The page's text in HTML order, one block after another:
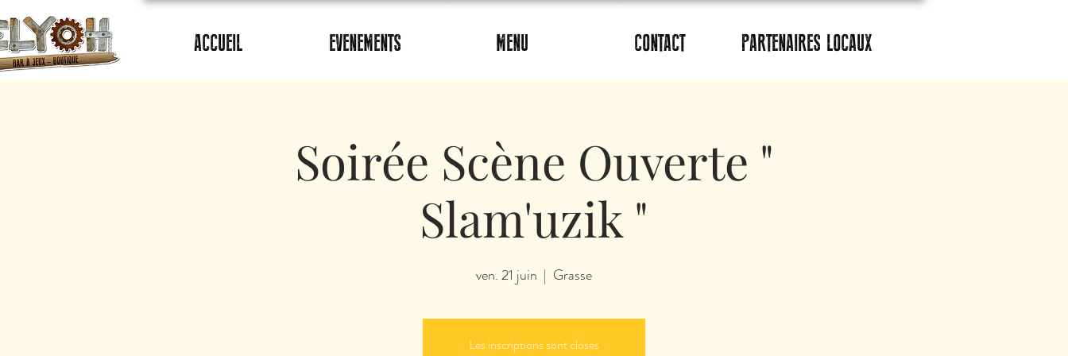
ACCUEIL EVENEMENTS MENU CONTACT PARTENAIRES LOCAUX
Soirée Scène Ouverte "
Slam'uzik "
ven. 21 juin
  |
Grasse
Les inscriptions sont closes